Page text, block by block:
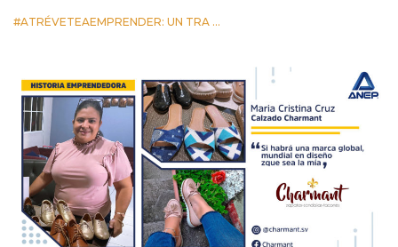
#ATRÉVETEAEMPRENDER: UN TRA ...